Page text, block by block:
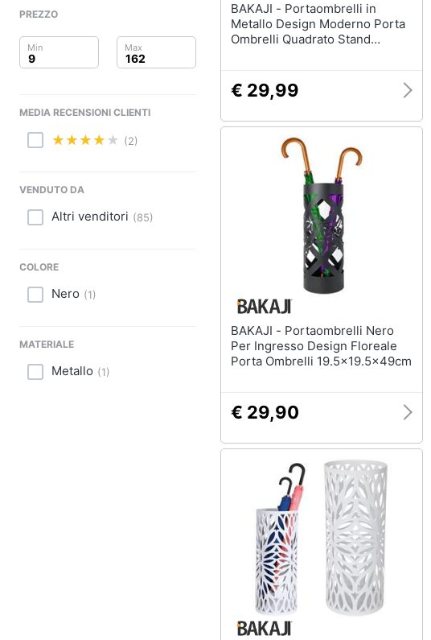
Giocattoli
Prima infanzia
Fotografia
Casalinghi
Sport
Motori
Complementi e decorazioni
Sveglia
Carta da parati
Tende
Vedi tutti
Lavanderia
Portabiancheria
Mobili lavanderia
Armadio portascope
Vedi tutti
PREZZO
MEDIA RECENSIONI CLIENTI
(2)
VENDUTO DA
Altri venditori (85)
COLORE
Nero (1)
MATERIALE
Metallo (1)
BAKAJI - Portaombrelli in
Metallo Design Moderno Porta
Ombrelli Quadrato Stand
€ 29,99
BAKAJI - Portaombrelli Nero
Per Ingresso Design Floreale
Porta Ombrelli 19.5x19.5x49cm
€ 29,90